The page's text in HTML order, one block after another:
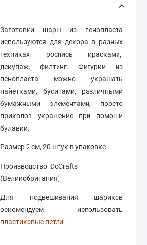
Заготовки шары из пенопласта
используются для декора в разных
техниках: роспись красками,
декупаж, филтинг. Фигурки из
пенопласта можно украшать
пайетками, бусинами, различными
бумажными элементами, просто
приколов украшение при помощи
булавки.
Размер 2 см, 20 штук в упаковке
Производство DoСrafts
(Великобритания)
Для подвешивания шариков
рекомендуем использовать
пластиковые петли